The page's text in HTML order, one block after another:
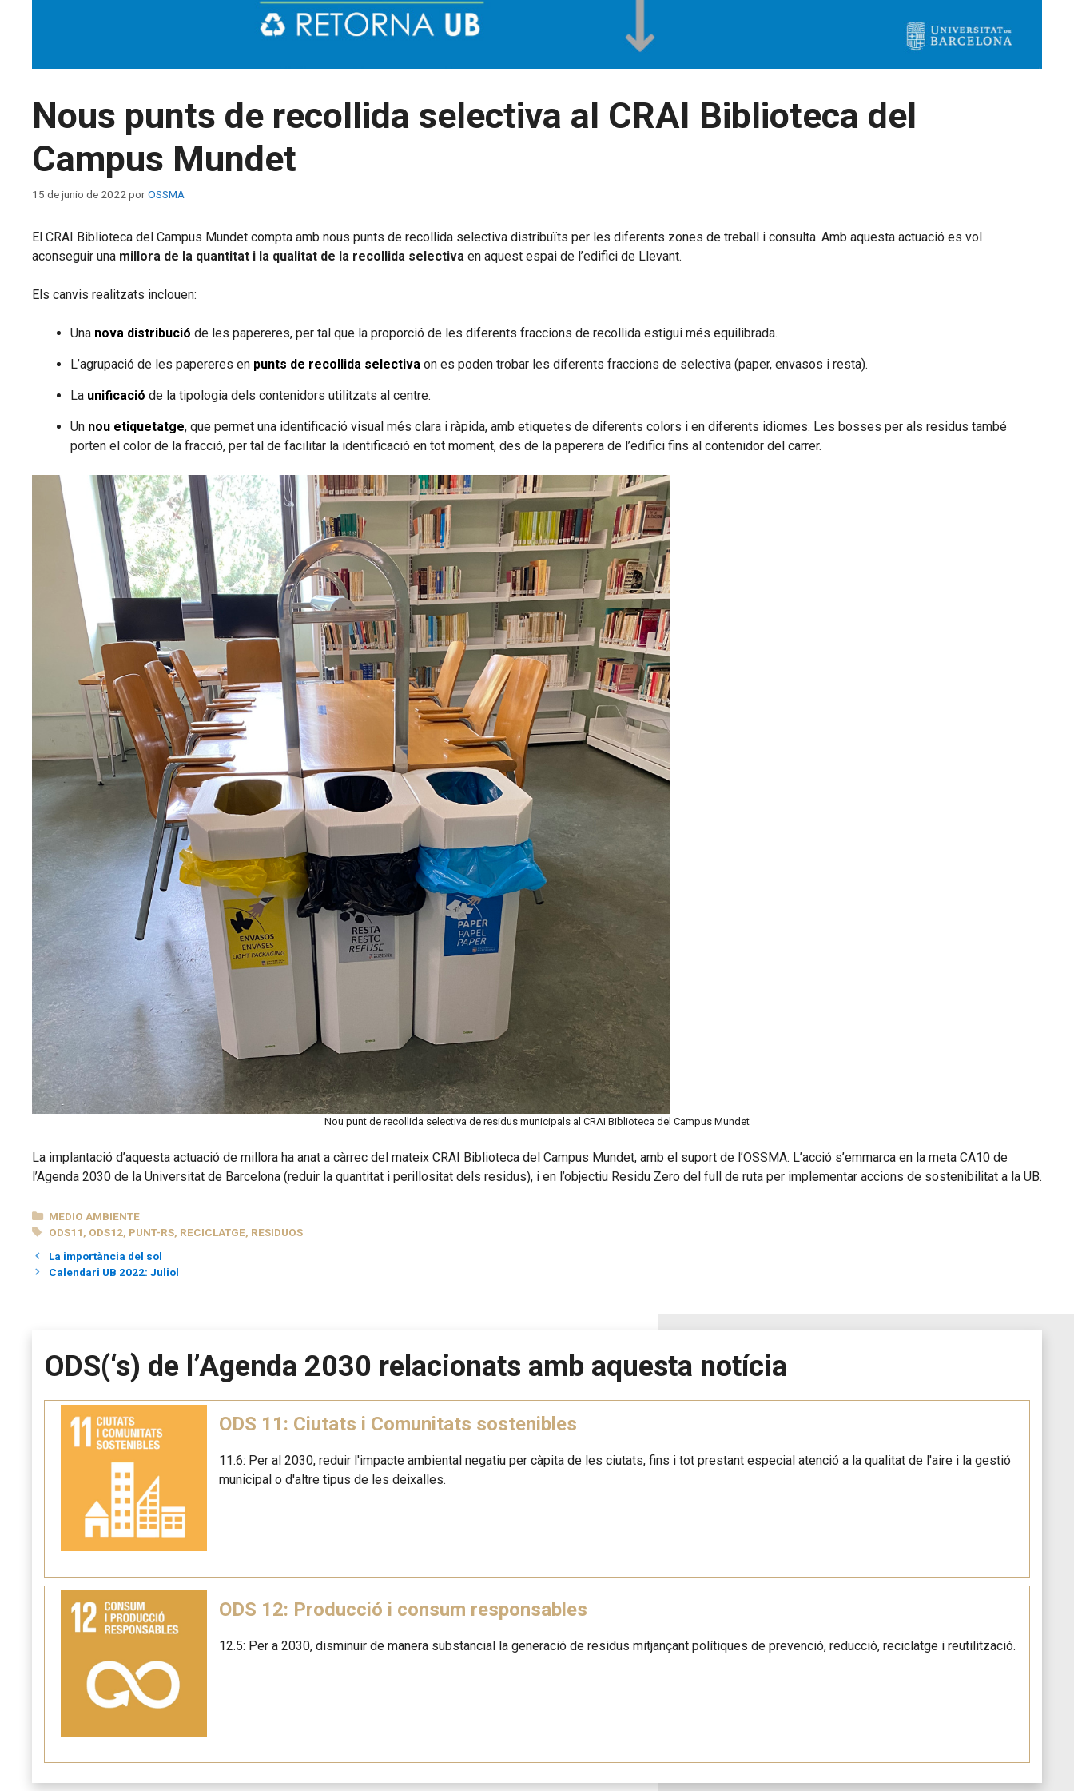
Nous punts de recollida selectiva al CRAI Biblioteca del
Campus Mundet
15 de junio de 2022 porOSSMA
El CRAI Biblioteca del Campus Mundet compta amb nous punts de recollida selectiva distribuïts per les diferents zones de treball i consulta. Amb aquesta actuació es vol
aconseguir una millora de la quantitat i la qualitat de la recollida selectiva en aquest espai de l’edifici de Llevant.
Els canvis realitzats inclouen:
Una nova distribució de les papereres, per tal que la proporció de les diferents fraccions de recollida estigui més equilibrada.
L’agrupació de les papereres en punts de recollida selectiva on es poden trobar les diferents fraccions de selectiva (paper, envasos i resta).
La unificació de la tipologia dels contenidors utilitzats al centre.
Un nou etiquetatge, que permet una identificació visual més clara i ràpida, amb etiquetes de diferents colors i en diferents idiomes. Les bosses per als residus també
porten el color de la fracció, per tal de facilitar la identificació en tot moment, des de la paperera de l’edifici fins al contenidor del carrer.
Nou punt de recollida selectiva de residus municipals al CRAI Biblioteca del Campus Mundet
La implantació d’aquesta actuació de millora ha anat a càrrec del mateix CRAI Biblioteca del Campus Mundet, amb el suport de l’OSSMA. L’acció s’emmarca en la meta CA10 de
l’Agenda 2030 de la Universitat de Barcelona (reduir la quantitat i perillositat dels residus), i en l’objectiu Residu Zero del full de ruta per implementar accions de sostenibilitat a la UB.
CATEGORÍAS
MEDIO AMBIENTE
ETIQUETAS
ODS11, ODS12, PUNT-RS, RECICLATGE, RESIDUOS
La importància del sol
Calendari UB 2022: Juliol
ODS(‘s) de l’Agenda 2030 relacionats amb aquesta notícia
ODS 11: Ciutats i Comunitats sostenibles
11.6: Per al 2030, reduir l'impacte ambiental negatiu per càpita de les ciutats, fins i tot prestant especial atenció a la qualitat de l'aire i la gestió
municipal o d'altre tipus de les deixalles.
ODS 12: Producció i consum responsables
12.5: Per a 2030, disminuir de manera substancial la generació de residus mitjançant polítiques de prevenció, reducció, reciclatge i reutilització.